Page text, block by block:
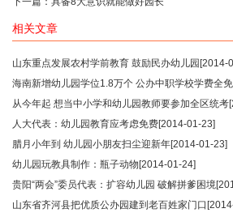
相关文章
山东重点发展农村学前教育 鼓励民办幼儿园 [2014-
海南新增幼儿园学位1.8万个 公办中职学校学费全免
从今年起 想当中小学和幼儿园教师要参加全区统考
人大代表：幼儿园教育应考虑免费[2014-01-23]
腊月小年到 幼儿园小朋友扫尘迎新年[2014-01-23]
幼儿园玩教具制作：瓶子动物 [2014-01-24]
贵阳“两会”委员代表：扩容幼儿园 破解拼爹困境
山东省齐河县把优质公办园建到老百姓家门口